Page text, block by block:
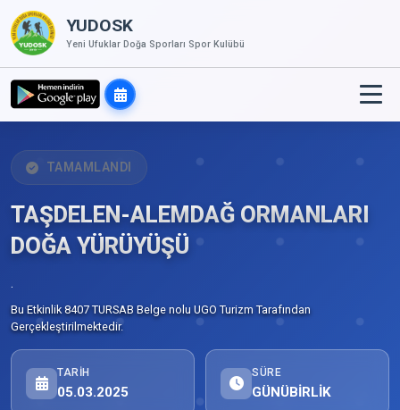
YUDOSK
Yeni Ufuklar Doğa Sporları Spor Kulübü
TAMAMLANDI
TAŞDELEN-ALEMDAĞ ORMANLARI
DOĞA YÜRÜYÜŞÜ
.
Bu Etkinlik 8407 TURSAB Belge nolu UGO Turizm Tarafından
Gerçekleştirilmektedir.
TARIH
05.03.2025
SÜRE
GÜNÜBİRLİK